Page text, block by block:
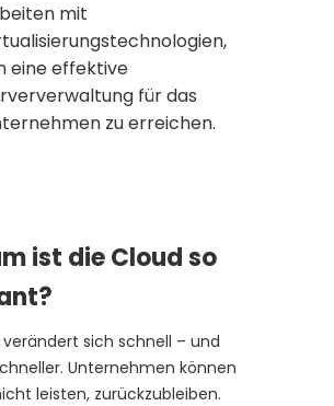
mit
eine effektive
für das
zu erreichen.
ist die Cloud so
verändert sich schnell – und
Unternehmen können
leisten, zurückzubleiben.